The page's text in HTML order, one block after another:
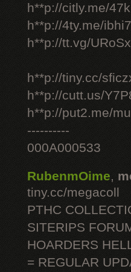
h**p://citly.me/
h**p://4ty.me/
h**p://tt.vg/URoSx
h**p://tiny.cc/
h**p://cutt.us/
h**p://put2.me/
----------
000A000533
RubenmOime,
tiny.cc/megacoll
PTHC
SITERIPS
HOARDERS
= REGULAR